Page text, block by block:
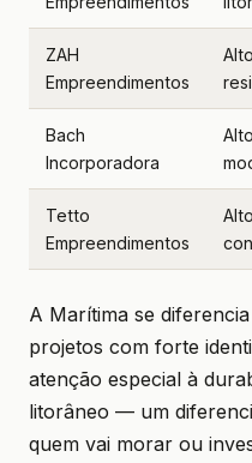
ZAH
Empreendimentos
Bach
Incorporadora
Tetto
Empreendimentos
A Marítima se
projetos com forte
atenção especial à
litorâneo — um
quem vai morar ou